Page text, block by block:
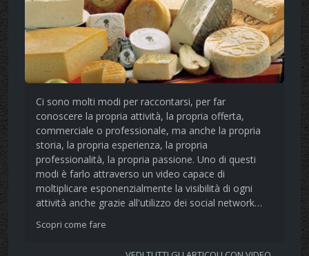
Ci sono molti modi per raccontarsi, per far
conoscere la propria attività, la propria offerta,
commerciale o professionale, ma anche la propria
storia, la propria esperienza, la propria
professionalità, la propria passione. Uno di questi
modi è farlo attraverso un video capace di
moltiplicare esponenzialmente la visibilità di ogni
attività anche grazie all'utilizzo dei social network…
Scopri come fare